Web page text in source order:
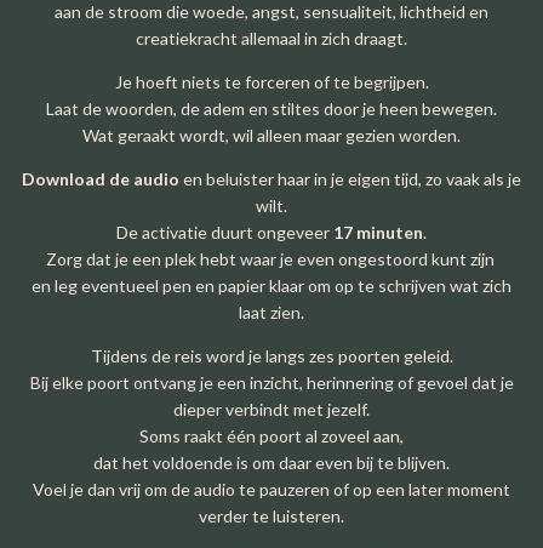
aan de stroom die woede, angst, sensualiteit, lichtheid en
creatiekracht allemaal in zich draagt.
Je hoeft niets te forceren of te begrijpen.
Laat de woorden, de adem en stiltes door je heen bewegen.
Wat geraakt wordt, wil alleen maar gezien worden.
Download de audio en beluister haar in je eigen tijd, zo vaak als je
wilt.
De activatie duurt ongeveer 17 minuten.
Zorg dat je een plek hebt waar je even ongestoord kunt zijn
en leg eventueel pen en papier klaar om op te schrijven wat zich
laat zien.
Tijdens de reis word je langs zes poorten geleid.
Bij elke poort ontvang je een inzicht, herinnering of gevoel dat je
dieper verbindt met jezelf.
Soms raakt één poort al zoveel aan,
dat het voldoende is om daar even bij te blijven.
Voel je dan vrij om de audio te pauzeren of op een later moment
verder te luisteren.